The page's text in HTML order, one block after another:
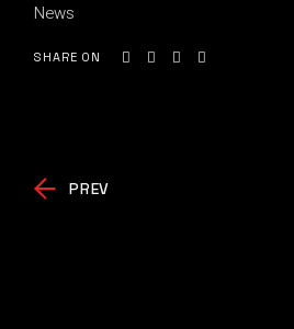
News
SHARE ON
PREV